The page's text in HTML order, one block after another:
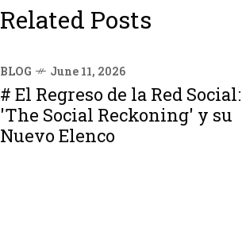
Related Posts
BLOG June 11, 2026
# El Regreso de la Red Social:
'The Social Reckoning' y su
Nuevo Elenco